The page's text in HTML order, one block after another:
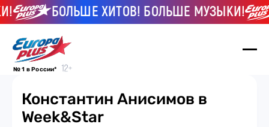
БОЛЬШЕ ХИТОВ! БОЛЬШЕ МУЗЫКИ!
№ 1 в России*
Константин Анисимов в
Week&Star